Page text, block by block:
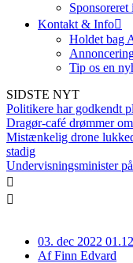
Sponsoreret
Kontakt & Info
Holdet bag
Tip os en
SIDSTE NYT
Politikere har godkendt
Dragør-café drømmer
Mistænkelig drone
stadig
Undervisningsminister
03. dec 2022 01.12
AfFinn Edvard